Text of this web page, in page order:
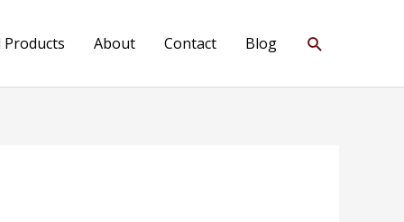
Products About Contact Blog Search